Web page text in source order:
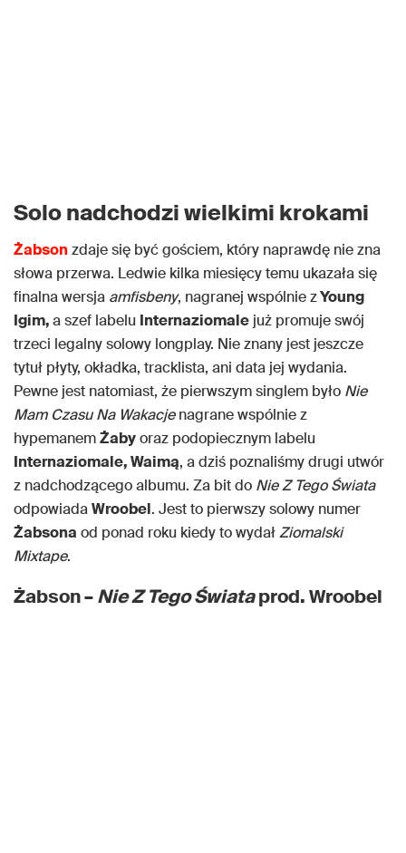
Solo nadchodzi wielkimi krokami
Żabsonzdaje się być gościem, który naprawdę nie zna
słowa przerwa. Ledwie kilka miesięcy temu ukazała się
finalna wersja amfisbeny, nagranej wspólnie zYoung
Igim,a szef labelu Internaziomale już promuje swój
trzeci legalny solowy longplay. Nie znany jest jeszcze
tytuł płyty, okładka, tracklista, ani data jej wydania.
Pewne jest natomiast, że pierwszym singlem było Nie
Mam Czasu Na Wakacjenagrane wspólnie z
hypemanemŻabyoraz podopiecznym labelu
Internaziomale, Waimą, a dziś poznaliśmy drugi utwór
z nadchodzącego albumu. Za bit do Nie Z Tego Świata
odpowiadaWroobel. Jest to pierwszy solowy numer
Żabsona od ponad roku kiedy to wydałZiomalski
Mixtape.
Żabson –Nie Z Tego Świataprod. Wroobel